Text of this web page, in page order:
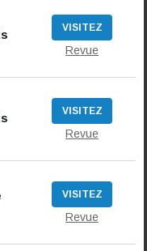
VISITEZ
Revue
VISITEZ
Revue
VISITEZ
Revue